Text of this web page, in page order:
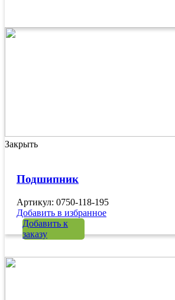
Закрыть
Подшипник
Артикул: 0750-118-195
Добавить в избранное
Добавить к
заказу